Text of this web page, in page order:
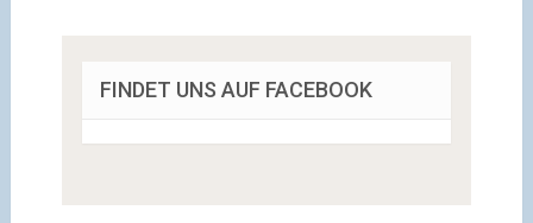
FINDET UNS AUF FACEBOOK